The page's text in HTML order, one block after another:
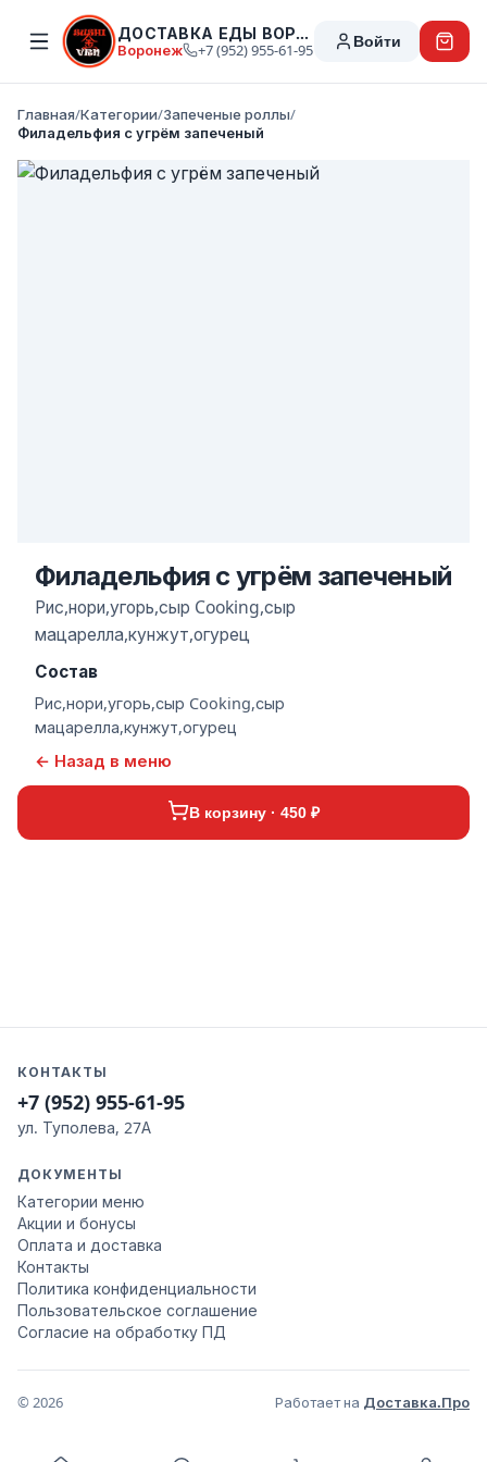
ДОСТАВКА ЕДЫ ВОРОНЕЖ
Воронеж +7 (952) 955-61-95 Войти
Главная/Категории/Запеченые роллы/
Филадельфия с угрём запеченый
Филадельфия с угрём запеченый
Рис,нори,угорь,сыр Cooking,сыр
мацарелла,кунжут,огурец
Состав
Рис,нори,угорь,сыр Cooking,сыр
мацарелла,кунжут,огурец
← Назад в меню
В корзину · 450 ₽
КОНТАКТЫ
+7 (952) 955-61-95
ул. Туполева, 27А
ДОКУМЕНТЫ
Категории меню
Акции и бонусы
Оплата и доставка
Контакты
Политика конфиденциальности
Пользовательское соглашение
Согласие на обработку ПД
© 2026 Работает на Доставка.Про